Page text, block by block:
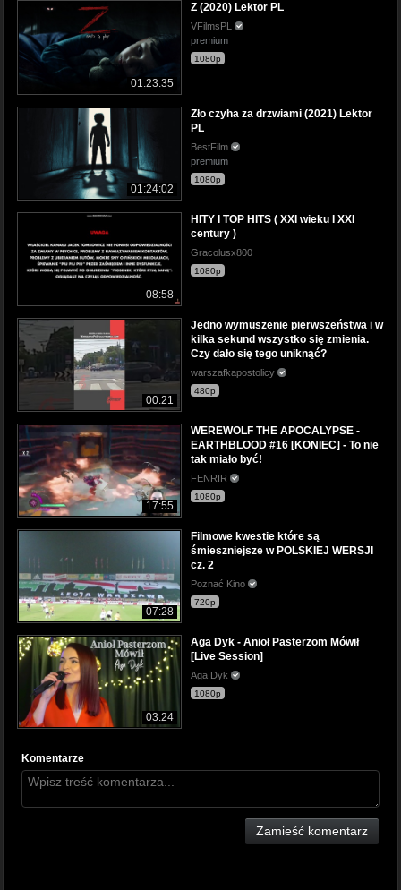
01:23:35
Z (2020) Lektor PL
VFilmsPL
premium
1080p
01:24:02
Zło czyha za drzwiami (2021) Lektor
PL
BestFilm
premium
1080p
08:58
HITY I TOP HITS ( XXI wieku I XXI
century )
Gracolusx800
1080p
00:21
Jedno wymuszenie pierwszeństwa i w
kilka sekund wszystko się zmienia.
Czy dało się tego uniknąć?
warszafkapostolicy
480p
17:55
WEREWOLF THE APOCALYPSE -
EARTHBLOOD #16 [KONIEC] - To nie
tak miało być!
FENRIR
1080p
07:28
Filmowe kwestie które są
śmieszniejsze w POLSKIEJ WERSJI
cz. 2
Poznać Kino
720p
03:24
Aga Dyk - Anioł Pasterzom Mówił
[Live Session]
Aga Dyk
1080p
Komentarze
Zamieść komentarz